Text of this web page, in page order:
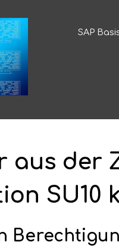
SAP
aus der
SU10